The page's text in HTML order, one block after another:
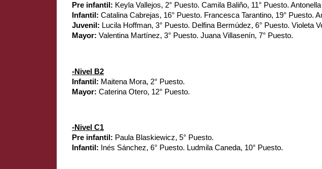
Pre infantil: Keyla Vallejos, 2° Puesto. Camila Baliño, 11° Puesto.
Infantil: Catalina Cabrejas, 16° Puesto. Francesca Tarantino, 19° Puesto.
Juvenil: Lucila Hoffman, 3° Puesto. Delfina Bermúdez, 6° Puesto. Violeta
Mayor: Valentina Martínez, 3° Puesto. Juana Villasenín, 7° Puesto.
-Nivel B2
Infantil: Maitena Mora, 2° Puesto.
Mayor: Caterina Otero, 12° Puesto.
-Nivel C1
Pre infantil: Paula Blaskiewicz, 5° Puesto.
Infantil:
Inés Sánchez, 6° Puesto. Ludmila Caneda, 10° Puesto.